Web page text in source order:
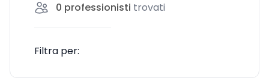
0 professionisti trovati
Filtra per: